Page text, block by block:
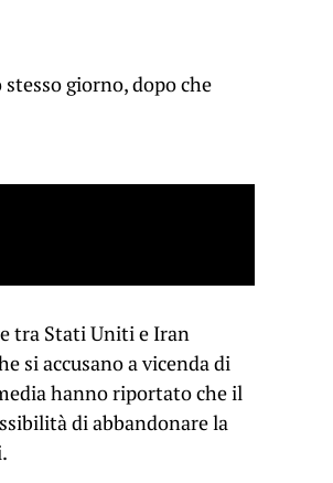
giorno, dopo che
tra Stati Uniti e Iran
si accusano a vicenda di
hanno riportato che il
di abbandonare la